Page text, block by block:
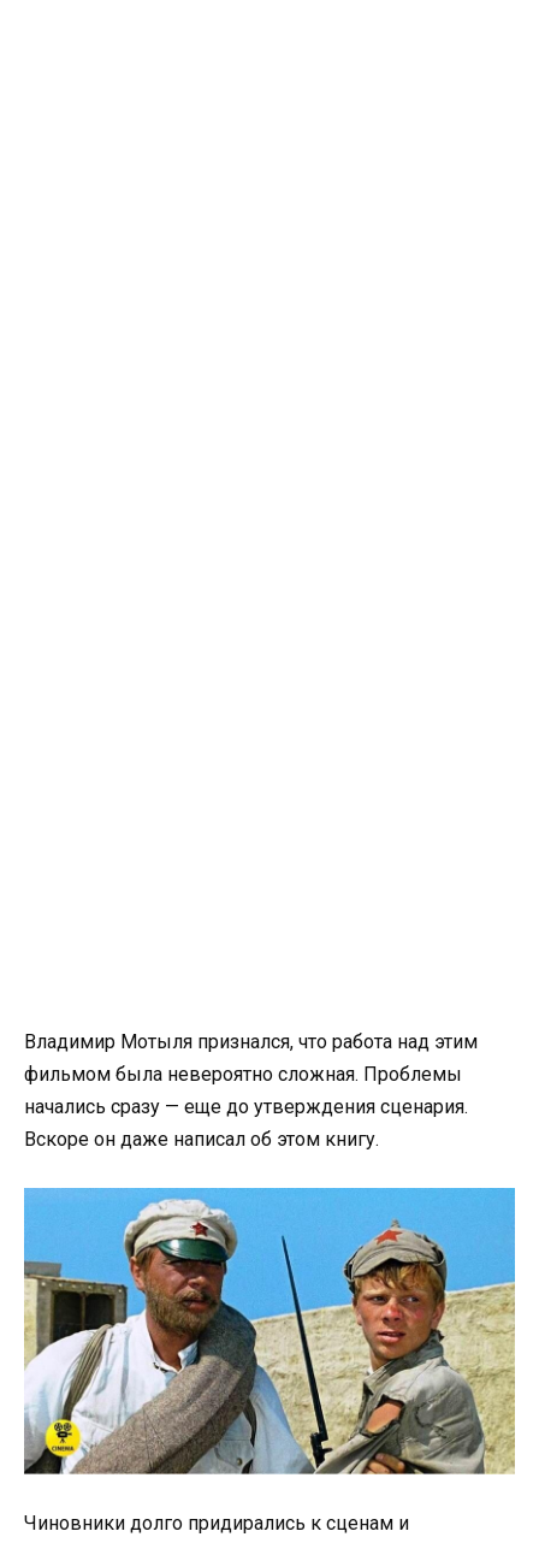
Владимир Мотыля признался, что работа над этим
фильмом была невероятно сложная. Проблемы
начались сразу — еще до утверждения сценария.
Вскоре он даже написал об этом книгу.
Чиновники долго придирались к сценам и